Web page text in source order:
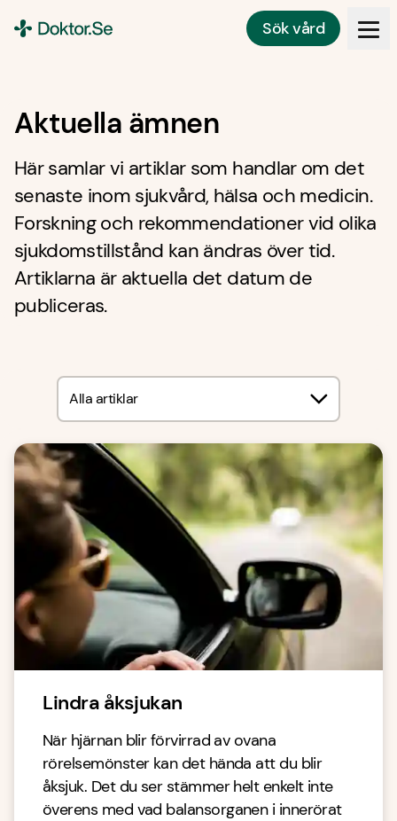
Sök vård
Aktuella ämnen
Här samlar vi artiklar som handlar om det
senaste inom sjukvård, hälsa och medicin.
Forskning och rekommendationer vid olika
sjukdomstillstånd kan ändras över tid.
Artiklarna är aktuella det datum de
publiceras.
Alla artiklar
Lindra åksjukan
När hjärnan blir förvirrad av ovana
rörelsemönster kan det hända att du blir
åksjuk. Det du ser stämmer helt enkelt inte
överens med vad balansorganen i innerörat